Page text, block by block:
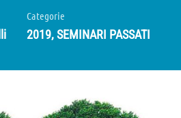
Categorie
2019,SEMINARI PASSATI